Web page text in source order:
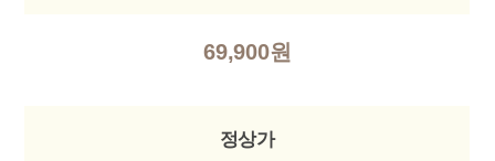
69,900원
정상가